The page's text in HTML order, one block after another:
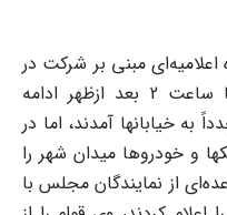
اعلامیه‌ای مبنی بر شرکت در
تظاهرات صادر کردند. درگیریها تا ساعت 2 بعد ازظهر ادامه
مجدداً به خیابانها آمدند، اما در
و خودروها میدان شهر را
ترک کردند.19 وقتی عده‌ای از نمایندگان مجلس با